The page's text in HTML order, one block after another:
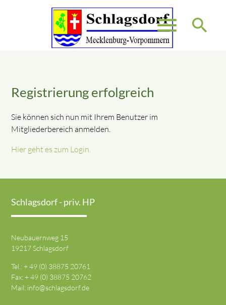
menu search
Registrierung erfolgreich
Sie können sich nun mit Ihrem Benutzer im
Mitgliederbereich anmelden.
Hier geht es zum Login.
Schlagsdorf - priv. HP
Neubauernweg 15
19217 Schlagsdorf
Tel.: + 49 (0) 38875 20761
Fax: + 49 (0) 38875 20762
Mail: info@schlagsdorf.de